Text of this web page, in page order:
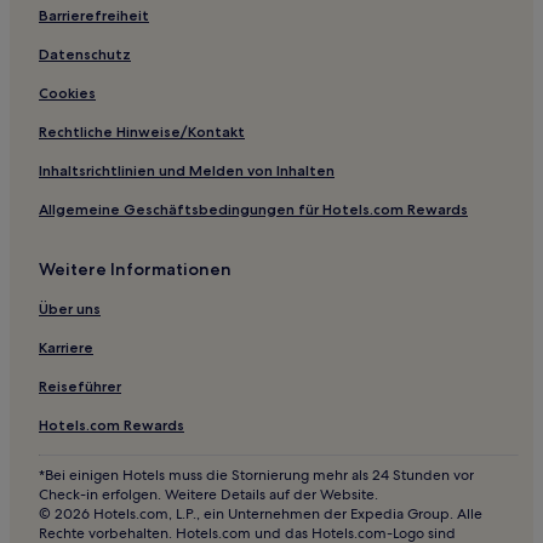
4-Sterne-Hotels in Far East Square
3-Sterne-Hotels in Joo Chiat
2-Sterne-Hotels in Rotlichtviertel
Hotels nahe Parkway Parade
Hotels nahe Xtreme Skate Park
Kallang: Hotels
Hotels nahe Indian Heritage Centre
Hotels nahe Katong Einkaufszentrum
Hotels nahe Einkaufszentrum Bugis Junction
Marine Parade: Hotels
Hotels nahe Nex
Hotels nahe Einkaufsviertel Bugis Street
Hotels nahe U-Bahn-Station Lavender
Balestier Road: Hotels
Barrierefreiheit
Datenschutz
Cookies
Rechtliche Hinweise/Kontakt
Inhaltsrichtlinien und Melden von Inhalten
Allgemeine Geschäftsbedingungen für Hotels.com Rewards
Weitere Informationen
Über uns
Karriere
Reiseführer
Hotels.com Rewards
*Bei einigen Hotels muss die Stornierung mehr als 24 Stunden vor
Check-in erfolgen. Weitere Details auf der Website.
© 2026 Hotels.com, L.P., ein Unternehmen der Expedia Group. Alle
Rechte vorbehalten. Hotels.com und das Hotels.com-Logo sind